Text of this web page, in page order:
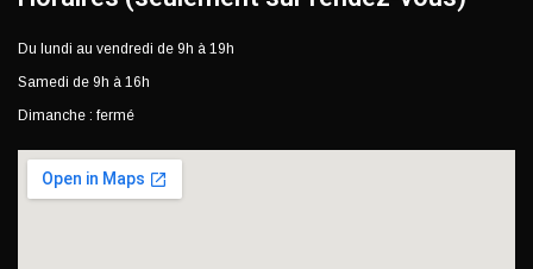
Du lundi au vendredi de 9h à 19h
Samedi de 9h à 16h
Dimanche : fermé